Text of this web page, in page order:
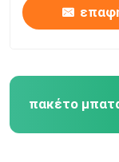
Από τον
Φορητός
πακέτο